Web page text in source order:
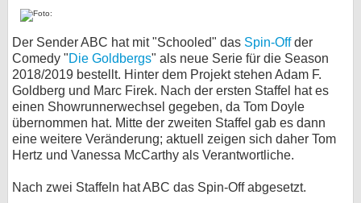
Der Sender ABC hat mit "Schooled" das Spin-Offder
Comedy "Die Goldbergs" als neue Serie für die Season
2018/2019 bestellt. Hinter dem Projekt stehen Adam F.
Goldberg und Marc Firek. Nach der ersten Staffel hat es
einen Showrunnerwechsel gegeben, da Tom Doyle
übernommen hat. Mitte der zweiten Staffel gab es dann
eine weitere Veränderung; aktuell zeigen sich daher Tom
Hertz und Vanessa McCarthy als Verantwortliche.
Nach zwei Staffeln hat ABC das Spin-Off abgesetzt.
Specials
SERVICE
Gewinnspiele
Forum